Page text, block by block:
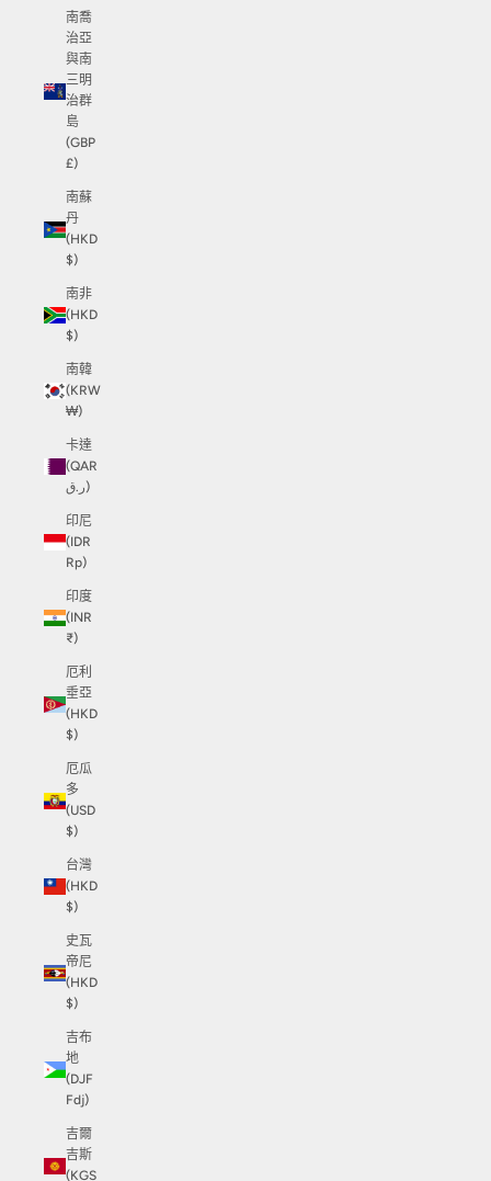
南喬
治亞
與南
三明
治群
島
(GBP
£)
南蘇
丹
(HKD
$)
南非
(HKD
$)
南韓
(KRW
₩)
卡達
(QAR
ر.ق)
印尼
(IDR
Rp)
印度
(INR
₹)
厄利
垂亞
(HKD
$)
厄瓜
多
(USD
$)
台灣
(HKD
$)
史瓦
帝尼
(HKD
$)
吉布
地
(DJF
Fdj)
吉爾
吉斯
(KGS